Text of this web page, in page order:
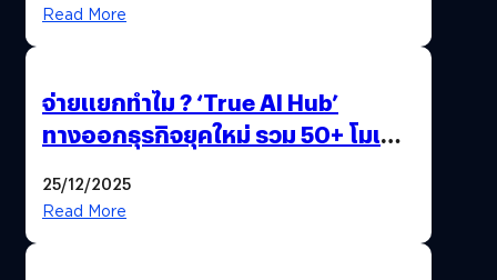
Read More
จ่ายแยกทำไม ? ‘True AI Hub’
ทางออกธุรกิจยุคใหม่ รวม 50+ โมเดล
25/12/2025
Read More